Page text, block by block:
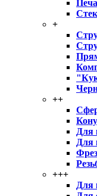
+
++
Для
Для
+++
Для